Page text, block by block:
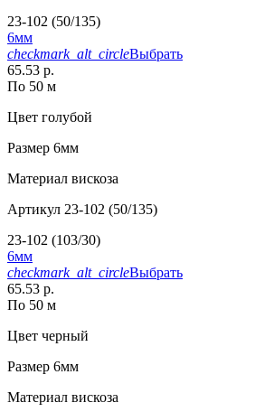
23-102 (50/135)
6мм
checkmark_alt_circleВыбрать
65.53 р.
По 50 м
Цвет голубой
Размер 6мм
Материал вискоза
Артикул 23-102 (50/135)
23-102 (103/30)
6мм
checkmark_alt_circleВыбрать
65.53 р.
По 50 м
Цвет черный
Размер 6мм
Материал вискоза